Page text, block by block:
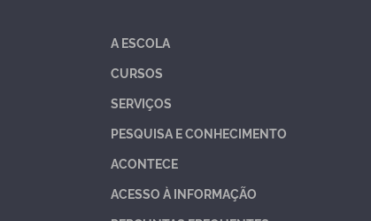
A ESCOLA
CURSOS
SERVIÇOS
PESQUISA E CONHECIMENTO
ACONTECE
ACESSO À INFORMAÇÃO